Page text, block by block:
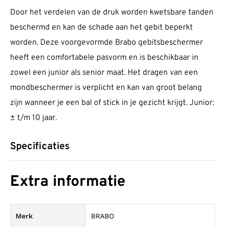
Door het verdelen van de druk worden kwetsbare tanden
beschermd en kan de schade aan het gebit beperkt
worden. Deze voorgevormde Brabo gebitsbeschermer
heeft een comfortabele pasvorm en is beschikbaar in
zowel een junior als senior maat. Het dragen van een
mondbeschermer is verplicht en kan van groot belang
zijn wanneer je een bal of stick in je gezicht krijgt. Junior:
± t/m 10 jaar.
Specificaties
Extra informatie
Merk BRABO